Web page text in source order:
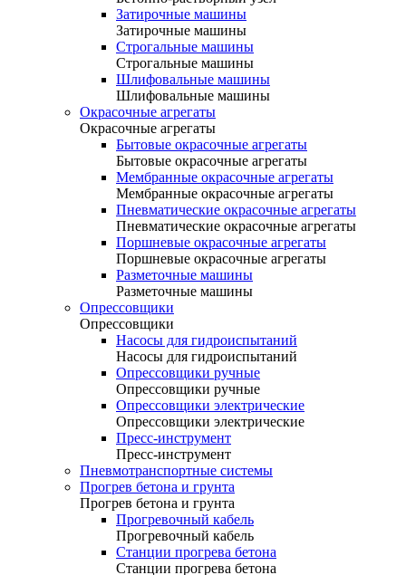
Затирочные машины
Затирочные машины
Строгальные машины
Строгальные машины
Шлифовальные машины
Шлифовальные машины
Окрасочные агрегаты
Окрасочные агрегаты
Бытовые окрасочные агрегаты
Бытовые окрасочные агрегаты
Мембранные окрасочные агрегаты
Мембранные окрасочные агрегаты
Пневматические окрасочные агрегаты
Пневматические окрасочные агрегаты
Поршневые окрасочные агрегаты
Поршневые окрасочные агрегаты
Разметочные машины
Разметочные машины
Опрессовщики
Опрессовщики
Насосы для гидроиспытаний
Насосы для гидроиспытаний
Опрессовщики ручные
Опрессовщики ручные
Опрессовщики электрические
Опрессовщики электрические
Пресс-инструмент
Пресс-инструмент
Пневмотранспортные системы
Прогрев бетона и грунта
Прогрев бетона и грунта
Прогревочный кабель
Прогревочный кабель
Станции прогрева бетона
Станции прогрева бетона